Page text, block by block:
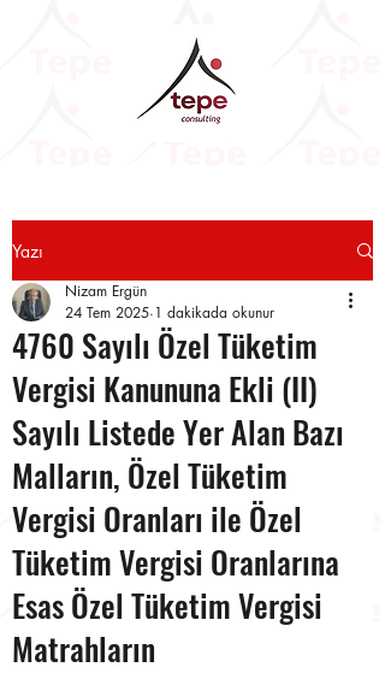
Yazı
4760 Sayılı Özel Tüketim
Vergisi Kanununa Ekli (II)
Sayılı Listede Yer Alan Bazı
Malların, Özel Tüketim
Vergisi Oranları ile Özel
Tüketim Vergisi Oranlarına
Esas Özel Tüketim Vergisi
Matrahların
Nizam Ergün
24 Tem 2025 1 dakikada okunur